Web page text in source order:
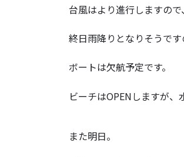
台風はより進行しますの
終日雨降りとなりそうです
ボートは欠航予定です。
ビーチはOPENしますが、
また明日。